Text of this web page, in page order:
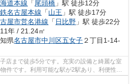
道本線 「尾頭橋 」駅 徒歩12分
名古屋本線 「山王 」駅 徒歩17分
屋市営名港線 「 日比野 」駅 徒歩22分
年 / 21.24㎡
県名古屋市中川区五女子２丁目1-14-
件です。利用可能な駅が2駅あり、利便性の
洗練さ...